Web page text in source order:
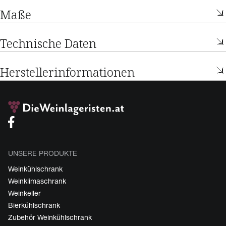
Maße
Technische Daten
Herstellerinformationen
UNSERE PRODUKTE
Weinkühlschrank
Weinklimaschrank
Weinkeller
Bierkühlschrank
Zubehör Weinkühlschrank